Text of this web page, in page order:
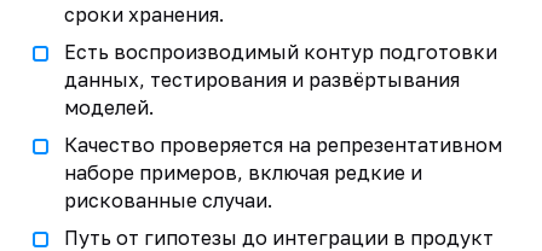
сроки хранения.
Есть воспроизводимый контур подготовки
данных, тестирования и развёртывания
моделей.
Качество проверяется на репрезентативном
наборе примеров, включая редкие и
рискованные случаи.
Путь от гипотезы до интеграции в продукт